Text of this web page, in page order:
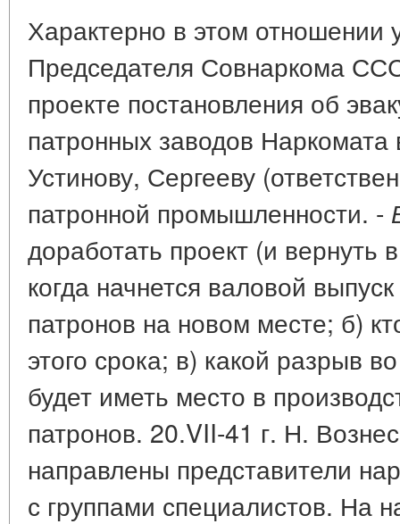
Характерно в этом отношении
Председателя Совнаркома
проекте постановления об
патронных заводов Наркомата
Устинову, Сергееву
патронной промышленности. -
доработать проект (и вернуть
когда начнется валовой
патронов на новом месте; б)
этого срока; в) какой разрыв
будет иметь место в
патронов. 20.VII-41 г. Н.
направлены представители
с группами специалистов. На